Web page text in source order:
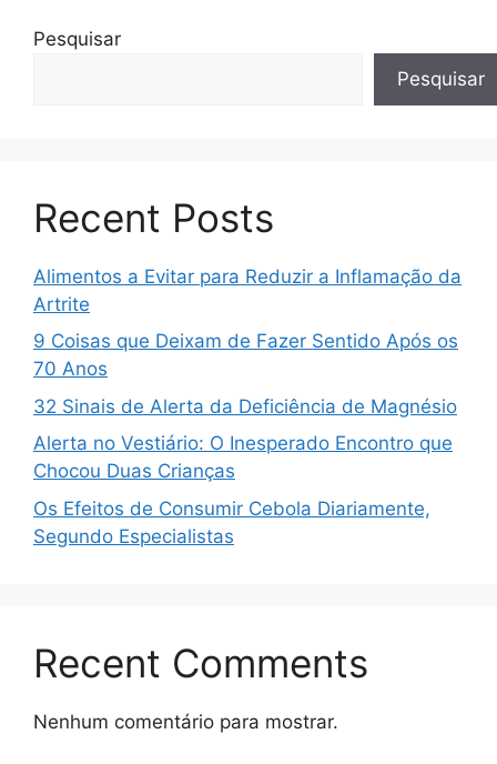
Pesquisar
Pesquisar
Recent Posts
Alimentos a Evitar para Reduzir a Inflamação da
Artrite
9 Coisas que Deixam de Fazer Sentido Após os
70 Anos
32 Sinais de Alerta da Deficiência de Magnésio
Alerta no Vestiário: O Inesperado Encontro que
Chocou Duas Crianças
Os Efeitos de Consumir Cebola Diariamente,
Segundo Especialistas
Recent Comments
Nenhum comentário para mostrar.